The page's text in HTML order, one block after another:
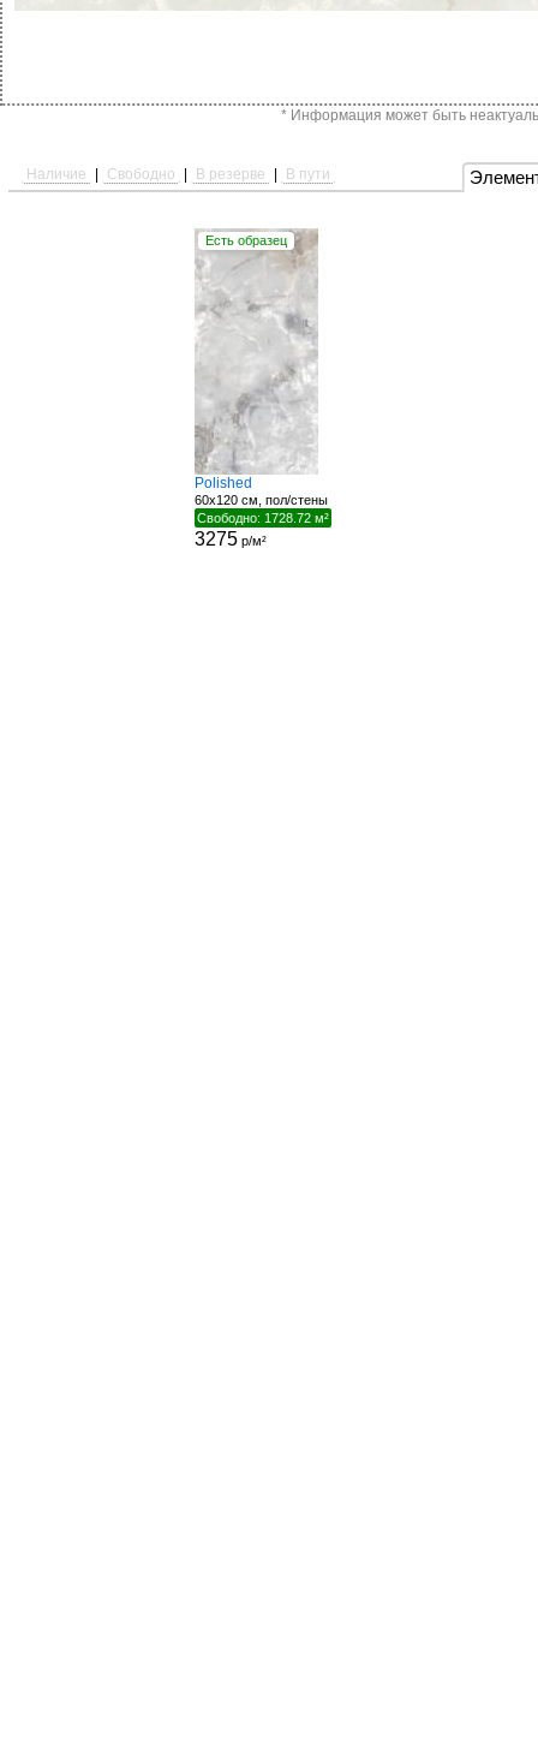
* Информация может быть
Наличие Свободно В резерве В пути
Есть образец
Polished
60x120 см, пол/стены
Свободно: 1728.72 м²
3275 р/м²